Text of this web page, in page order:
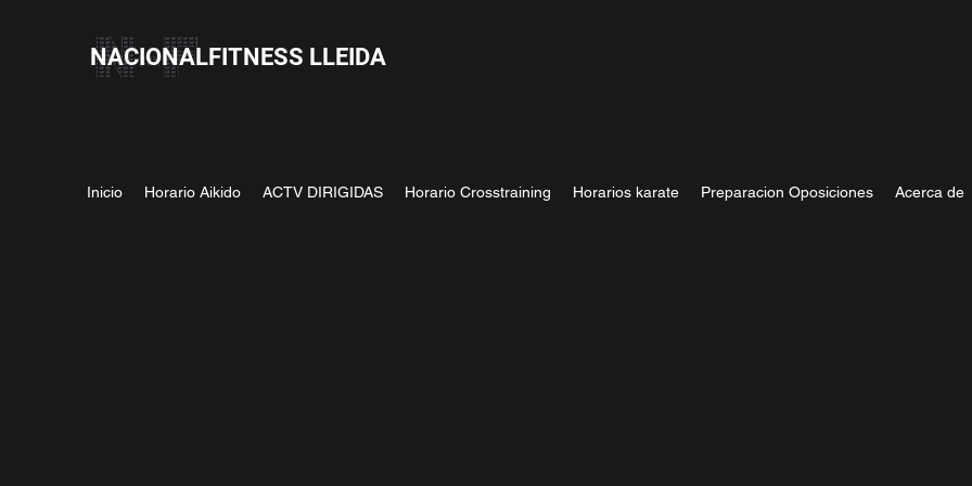
NACIONALFITNESS LLEIDA
Inicio Horario Aikido ACTV DIRIGIDAS Horario Crosstraining Horarios karate Preparacion Oposiciones Acerca de